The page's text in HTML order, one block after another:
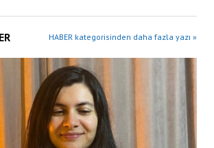
HABER kategorisinden daha fazla yazı »